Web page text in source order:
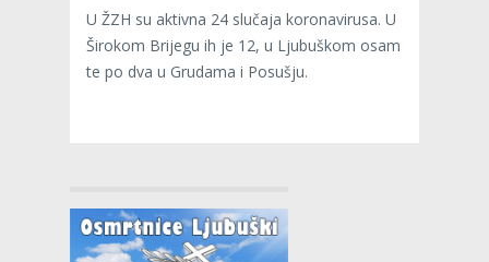
U ŽZH su aktivna 24 slučaja koronavirusa. U
Širokom Brijegu ih je 12, u Ljubuškom osam
te po dva u Grudama i Posušju.